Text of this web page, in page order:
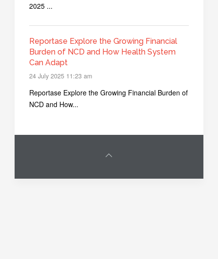
2025 ...
Reportase Explore the Growing Financial
Burden of NCD and How Health System
Can Adapt
24 July 2025 11:23 am
Reportase Explore the Growing Financial Burden of
NCD and How...